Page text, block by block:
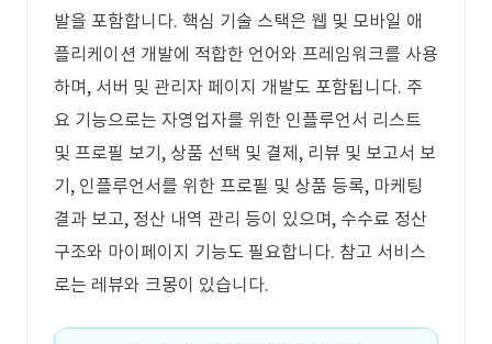
발을 포함합니다. 핵심 기술 스택은 웹 및 모바일 애
플리케이션 개발에 적합한 언어와 프레임워크를 사용
하며, 서버 및 관리자 페이지 개발도 포함됩니다. 주
요 기능으로는 자영업자를 위한 인플루언서 리스트
및 프로필 보기, 상품 선택 및 결제, 리뷰 및 보고서 보
기, 인플루언서를 위한 프로필 및 상품 등록, 마케팅
결과 보고, 정산 내역 관리 등이 있으며, 수수료 정산
구조와 마이페이지 기능도 필요합니다. 참고 서비스
로는 레뷰와 크몽이 있습니다.